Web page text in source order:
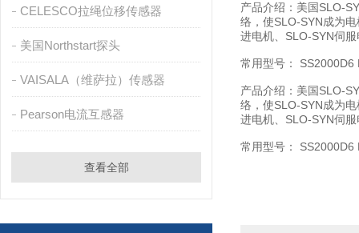
CELESCO拉绳位移传感器
美国Northstart探头
VAISALA（维萨拉）传感器
Pearson电流互感器
查看全部
产品介绍：美国SLO-
络，使SLO-SYN成为
进电机、SLO-SYN伺服
常用型号：
产品介绍：美国SLO-
络，使SLO-SYN成为
进电机、SLO-SYN伺
常用型号：